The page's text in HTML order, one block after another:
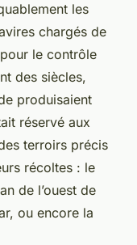
les
chargés de
le contrôle
des siècles,
produisaient
réservé aux
terroirs précis
récoltes : le
de l’ouest de
ou encore la